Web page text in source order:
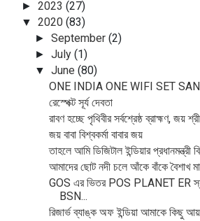
► 2023 (27)
▼ 2020 (83)
►September(2)
►July(1)
▼June(80)
ONE INDIA ONE WIFI SET
রেস্পেক্ট সূর্য দেবতা
রাবণ হচ্ছে পৃথিবীর সর্বশ্রেষ্ঠ ব্রাহ্মণ, জয়
জয় বাবা বিশ্বকর্মা বাবার জয়
তাহলে আমি ডিজিটাল ইন্ডিয়ার প্রধানমন্ত্রী
আমাদের ছোট নদী চলে আঁকে বাঁকে বৈশাখ
GOS এর ভিতর POS PLANET ER
BSN...
রিজার্ভ ব্যাঙ্ক অফ ইন্ডিয়া আমাকে কিছু